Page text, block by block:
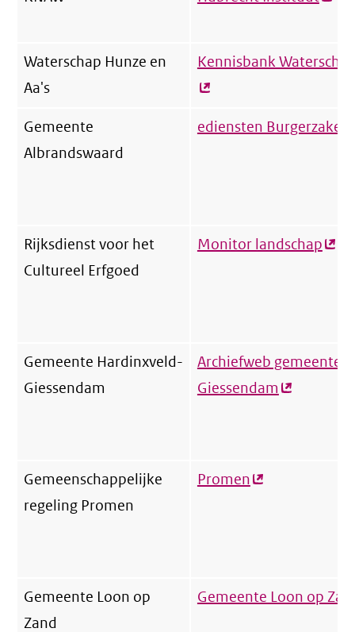
Waterschap Hunze en
Aa's
Kennisbank
Gemeente
Albrandswaard
ediensten
Rijksdienst voor het
Cultureel Erfgoed
Monitor landschap
Gemeente Hardinxveld-
Giessendam
Archiefweb gemeente
Giessendam (externe
Gemeenschappelijke
regeling Promen
Promen(externe
Gemeente Loon op
Zand
Gemeente Loon op